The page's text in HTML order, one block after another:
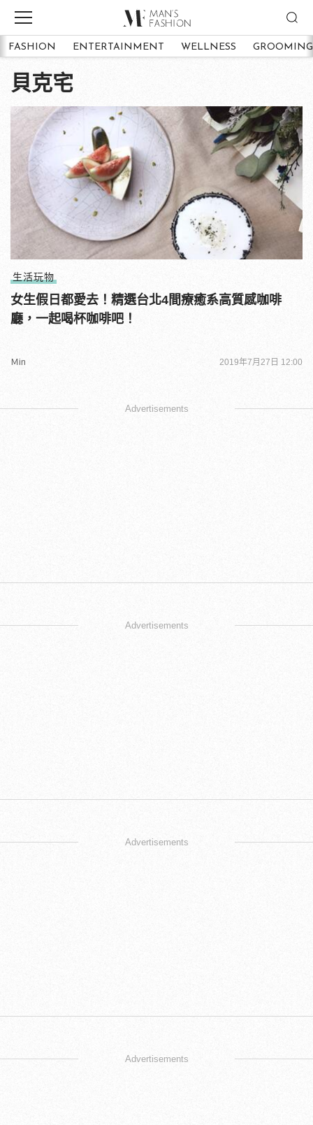
FASHION ENTERTAINMENT WELLNESS GROOMING
貝克宅
生活玩物
女生假日都愛去！精選台北4間療癒系高質感咖啡
廳，一起喝杯咖啡吧！
Ｍin 2019年7月27日 12:00
Advertisements
Advertisements
Advertisements
Advertisements